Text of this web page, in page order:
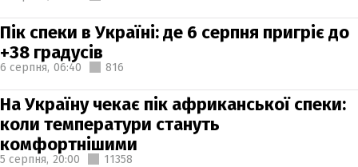
Пік спеки в Україні: де 6 серпня пригріє до
+38 градусів
6 серпня, 06:40 816
На Україну чекає пік африканської спеки:
коли температури стануть
комфортнішими
5 серпня, 20:00 11358